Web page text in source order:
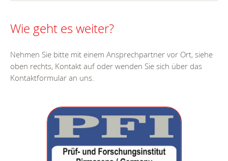
Wie geht es weiter?
Nehmen Sie bitte mit einem Ansprechpartner vor Ort, siehe
oben rechts, Kontakt auf oder wenden Sie sich über das
Kontaktformular an uns.